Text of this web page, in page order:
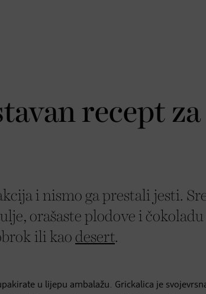
recept za
i nismo ga prestali jesti.
orašaste plodove i čokoladu
ili kao desert.
u lijepu ambalažu. Grickalica je